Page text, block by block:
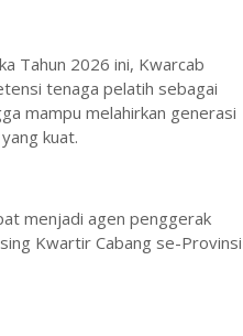
Tahun 2026 ini, Kwarcab
tenaga pelatih sebagai
mampu melahirkan generasi
kuat.
menjadi agen penggerak
Kwartir Cabang se-Provinsi